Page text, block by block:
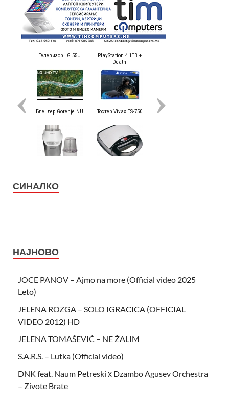
СИНАЛКО
НАЈНОВО
JOCE PANOV – Ajmo na more (Official video 2025
Leto)
JELENA ROZGA – SOLO IGRACICA (OFFICIAL
VIDEO 2012) HD
JELENA TOMAŠEVIĆ – NE ŽALIM
S.A.R.S. – Lutka (Official video)
DNK feat. Naum Petreski х Dzambo Agusev Orchestra
– Zivote Brate